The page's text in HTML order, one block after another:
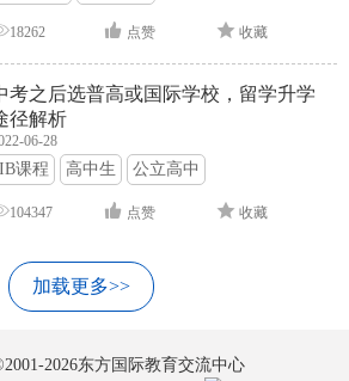
18262 点赞 收藏
考之后选普高或国际学校，留学升学
径解析
06-28
IB课程 高中生 公立高中
104347 点赞 收藏
加载更多>>
2026东方国际教育交流中心